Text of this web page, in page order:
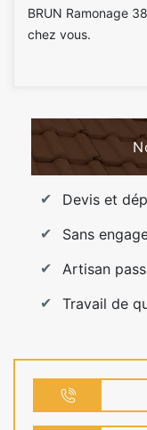
BRUN Ramonage
chez vous.
Devis et
Sans
Artisan
Travail de